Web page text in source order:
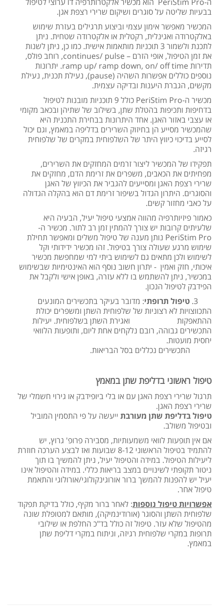
בבעיות שליטה על סוגרים ושיקום שרירי רצפת אגן.
המכשיר מאפשר אימון עצמי וביצוע תרגילים בעזרת שימוש
באלקטרודה ואגינלית, רקטלית או אלקטרודה שטחית. ניתן
לתכנת ולשמור 3 תוכניות מותאמות אישית. כמו כן, ניתן לשנות
את זמן הטיפול, אופי הזרם – continues/ pulse, רוחב פולס,
תדירות ramp up/ ramp down, on/ off time. יתרונות
נוספים כוללים אפשרות השהיה (pause), נעילת תכנית, נעילת
מקשים, הגברת היענות ובדיקה עצמית.
מכשיר ה-PeriStim Pro כולל 9 תוכניות מובנות לטיפול
בדחיפות ותכיפות בהטלת שתן, בשילוב של שתיהן ובכאב מקומי
או עצבי באזור האגן. אחד היתרונות בבחירת התכנית היא
שהמכשיר מסייע הן בחיזוק השרירים בדליפה במאמץ, וגם יכול
לסייע בדיכוי כיווץ היתר של השלפוחית במקרים של שלפוחית
רגיזה.
תפקידו של המכשיר ליצור זרמים המחזקים את השרירים,
מפחיתים את הכאבים, משפרים את זרימת הדם, מחזקים את
שרירי רצפת האגן ומסייעים להגביר את הכיווץ של האגן
והסוגרים. היתרון הגדול בשיפור זרימת דם הוא בהקלה הגדולה
על כאבי מחזור קשים.
כאמור פיזיותרפיה מהווה אמצעי טיפול יעיל, הבעיה היא
שלעיתים קרובות יש צורך להמתין זמן רב לתור. מכשיר ה-
PeriStim Pro נותן מענה של טיפול משלים ומאפשר תחילת
שימוש מרגע שעולה צורך בטיפול. זהו מכשיר ידידותי וקל
לשימוש ולכן מתאים גם לשימוש ביתי למי שמחפשת מכשיר
איכותי, חזק ואמין - יתרון חשוב נוסף הוא האינטימיות שבשימוש
במכשיר, ניתן להשתמש בו ללא עזרה, באופן אישי ולקבל את
הפידבק לטיפול הנכון.
טיפול תרופתי: מדובר בעיקר בתכשירים המונעים
התכווצויות לא רצוניות של שלפוחית השתן ומשפרים יכולת
ההתאפקות ואגירת השתן בשלפוחית. יעילות
התכשירים גבוהה, רובם נלקחים אחת ליום, ותופעות הלוואי
יחסית מועטות.
התכשירים נכללים בסל הבריאות.
טיפול ראשוני בדליפת שתן במאמץ
תרגול שרירי רצפת האגן עם או בלי ביופידבק או גירוי חשמלי של
שרירי רצפת האגן.
טיפול בדליפת שתן מעורבת ייעשה על פי התסמין המוביל
ובטיפול משולב.
אם אין תופעות לוואי משמעותיות, מסבירה פרופ' גרוץ, יש
להתמיד בטיפול הראשוני 8-12 שבועות ואז לבצע הערכה חוזרת
ליעילות הטיפול. במידה והטיפול יעיל, ניתן להמשיך בו תוך
ניטור תקופתי לשינויים במצב בריאות כללי. במידה והטיפול אינו
יעיל יש להפנות להמשך ברור אורוגינקולוגי/אורולוגי והתאמת
טיפול אחר.
אפשרויות טיפול נוספות: לאחר ברור מקיף, כולל בדיקת תפקוד
שלפוחית השתן והסוגר (אורודינמיקה), מותאם למטופלת שונה
מהטיפול שלא עזר. טיפול זה כולל בד"כ החלפת או שילובי
תרופות במקרי שלפוחית רגיזה, וניתוח במקרי דליפת שתן
במאמץ.